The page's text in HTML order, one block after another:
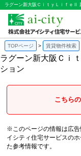
TOPページ 賃貸物件検索
ラグーン新大阪Ｃｉ
ション
こちら
※このページの情報は広
イシティ住宅サービスの
た参考情報です。